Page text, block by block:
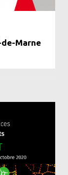
Marne